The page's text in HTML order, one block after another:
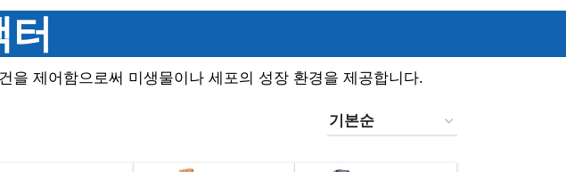
터
을 제어함으로써 미생물이나 세포의 성장 환경을 제공합니다.